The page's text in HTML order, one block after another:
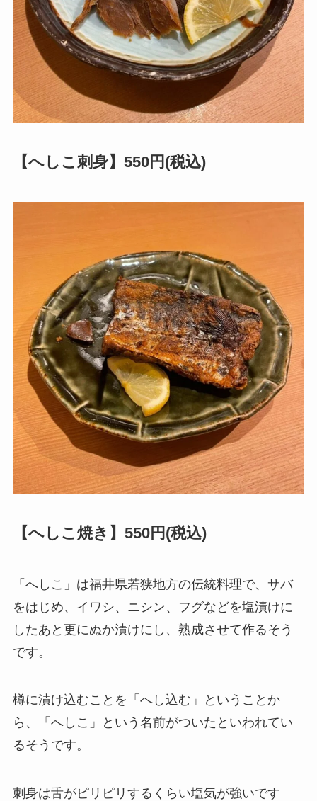
【へしこ刺身】550円(税込)
【へしこ焼き】550円(税込)
「へしこ」は福井県若狭地方の伝統料理で、サバ
をはじめ、イワシ、ニシン、フグなどを塩漬けに
したあと更にぬか漬けにし、熟成させて作るそう
です。
樽に漬け込むことを「へし込む」ということか
ら、「へしこ」という名前がついたといわれてい
るそうです。
刺身は舌がピリピリするくらい塩気が強いです